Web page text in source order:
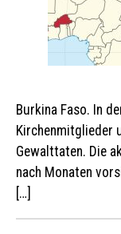
Burkina Faso. In
Kirchenmitglieder
Gewalttaten. Die
nach Monaten
[…]